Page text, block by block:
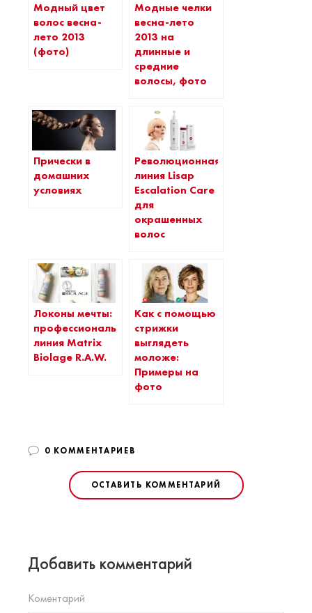
Модный цвет
волос весна-
лето 2013
(фото)
Модные челки
весна-лето
2013 на
длинные и
средние
волосы, фото
Прически в
домашних
условиях
Революционная
линия Lisap
Escalation Care
для
окрашенных
волос
Локоны мечты:
профессиональная
линия Matrix
Biolage R.A.W.
Как с помощью
стрижки
выглядеть
моложе:
Примеры на
фото
0 КОММЕНТАРИЕВ
ОСТАВИТЬ КОММЕНТАРИЙ
Добавить комментарий
Коментарий